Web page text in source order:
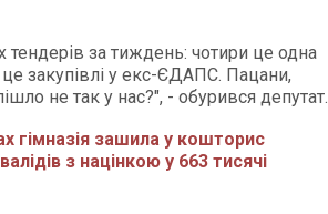
тендерів за тиждень: чотири це одна
закупівлі у екс-ЄДАПС. Пацани,
не так у нас?", - обурився депутат.
гімназія зашила у кошторис
з націнкою у 663 тисячі